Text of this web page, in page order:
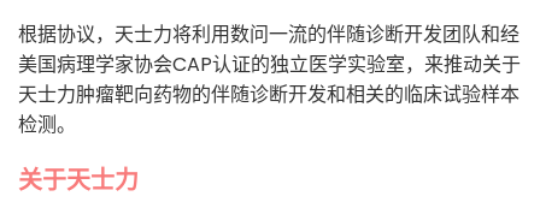
根据协议，天士力将利用数问一流的伴随诊断开发团队和经
美国病理学家协会CAP认证的独立医学实验室，来推动关于
天士力肿瘤靶向药物的伴随诊断开发和相关的临床试验样本
检测。
关于天士力